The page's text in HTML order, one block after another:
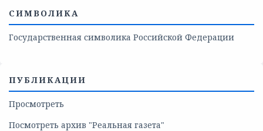
СИМВОЛИКА
Государственная символика Российской Федерации
ПУБЛИКАЦИИ
Просмотреть
Посмотреть архив "Реальная газета"